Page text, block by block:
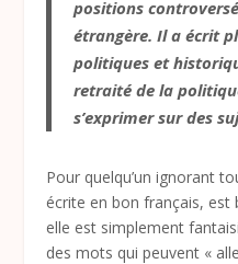
positions
étrangère. Il a écrit
politiques et
retraité de la
s’exprimer sur des
Pour quelqu’un ignorant
écrite en bon français, est
elle est simplement
des mots qui peuvent «